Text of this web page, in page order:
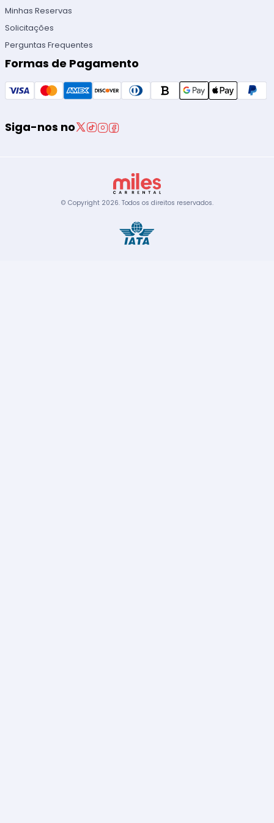
Minhas Reservas
Solicitações
Perguntas Frequentes
Formas de Pagamento
Siga-nos no
© Copyright 2026. Todos os direitos reservados.